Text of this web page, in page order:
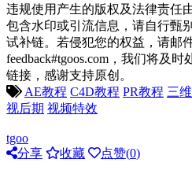
违规使用产生的版权及法律责任
包含水印或引流信息，请自行甄
试补链。若侵犯您的权益，请邮
feedback#tgoos.com，我们将及
链接，感谢支持原创。
AE教程 C4D教程 PR教程 三
视后期 视频特效
tgoo
分享
收藏 点赞(0)